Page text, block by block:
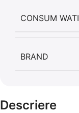
CONSUM WATI
BRAND
Descriere